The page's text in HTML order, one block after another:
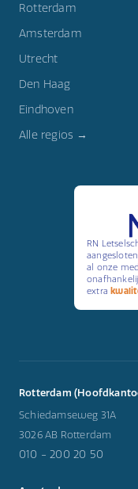
Rotterdam
Amsterdam
Utrecht
Den Haag
Eindhoven
Alle regios →
RN
al onze
extra
Rotterdam
Schiedamseweg 31A
3026 AB Rotterdam
010 - 200 20 50